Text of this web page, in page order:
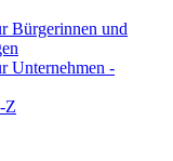
Bürgerinnen und
Unternehmen -
Z